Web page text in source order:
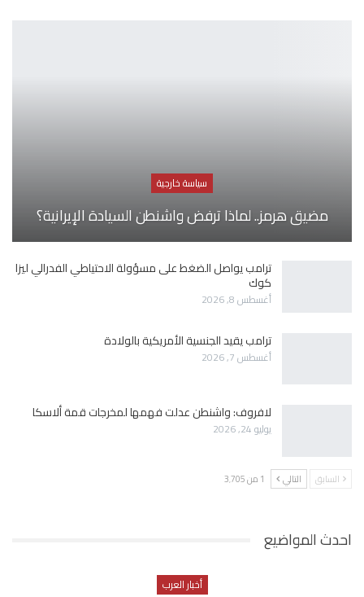
سياسة خارجية
مضيق هرمز.. لماذا ترفض واشنطن السيادة الإيرانية؟
ترامب يواصل الضغط على مسؤولة الاحتياطي الفدرالي ليزا
كوك
أغسطس 8, 2026
ترامب يقيد الجنسية الأمريكية بالولادة
أغسطس 7, 2026
لافروف: واشنطن عدلت فهمها لمخرجات قمة ألاسكا
يوليو 24, 2026
السابق التالي 1 من 3٬705
احدث المواضيع
أخبار العرب